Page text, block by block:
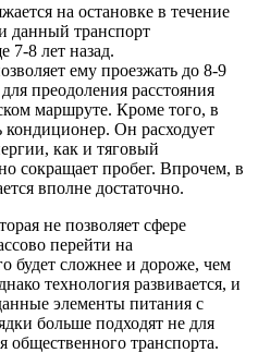
на остановке в течение
данный транспорт
7-8 лет назад.
ему проезжать до 8-9
преодоления расстояния
маршруте. Кроме того, в
кондиционер. Он расходует
как и тяговый
сокращает пробег. Впрочем, в
вполне достаточно.
не позволяет сфере
перейти на
будет сложнее и дороже, чем
технология развивается, и
элементы питания с
больше подходят не для
общественного транспорта.